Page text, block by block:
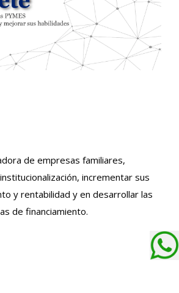
de empresas familiares,
incrementar sus
y rentabilidad y en desarrollar las
de financiamiento.